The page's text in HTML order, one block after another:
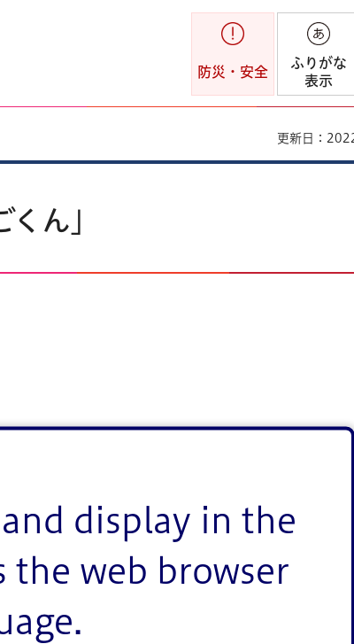
display in the
the web browser
防災・安全
ふりがな
表示
更新日：
ん」
きる場所、「熟年相談室」をご存じですか？
援センター」です。区民の皆さんに、より広
した。